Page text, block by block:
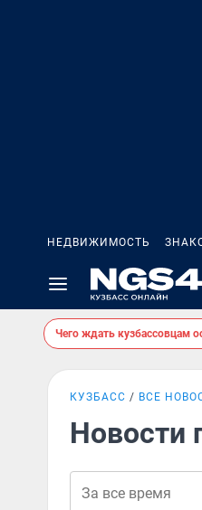
НЕДВИЖИМОСТЬ
Чего ждать кузбассовцам
КУЗБАСС ВСЕ
Новости